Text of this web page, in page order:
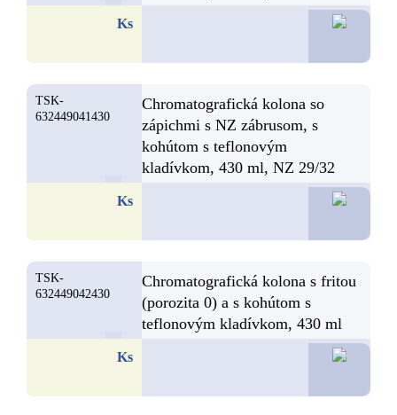
Ks
TSK-
632449041430
Chromatografická kolona so
zápichmi s NZ zábrusom, s
kohútom s teflonovým
kladívkom, 430 ml, NZ 29/32
Ks
TSK-
632449042430
Chromatografická kolona s fritou
(porozita 0) a s kohútom s
teflonovým kladívkom, 430 ml
Ks